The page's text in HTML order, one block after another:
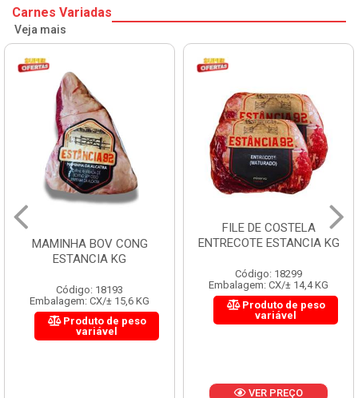
Carnes Variadas
Veja mais
MAMINHA BOV CONG
ESTANCIA KG
Código: 18193
Embalagem: CX/± 15,6 KG
Produto de peso
variável
FILE DE COSTELA
ENTRECOTE ESTANCIA KG
Código: 18299
Embalagem: CX/± 14,4 KG
Produto de peso
variável
VER PREÇO